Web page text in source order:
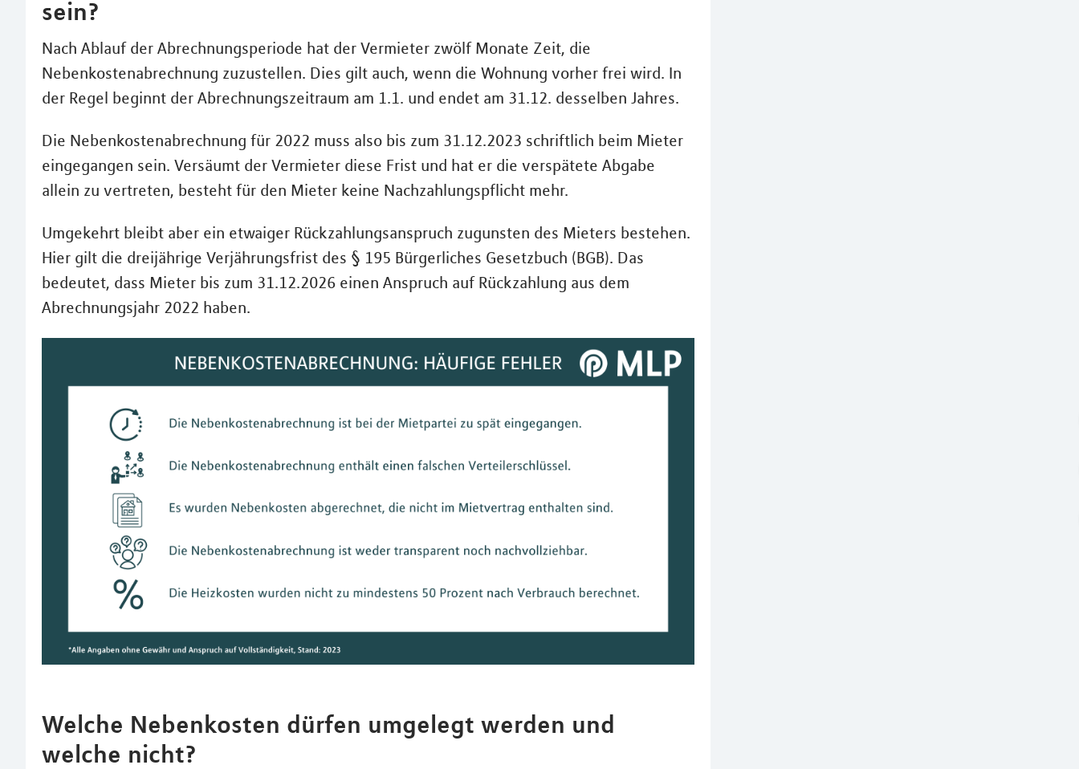
sein?
Nach Ablauf der Abrechnungsperiode hat der Vermieter zwölf Monate Zeit, die
Nebenkostenabrechnung zuzustellen. Dies gilt auch, wenn die Wohnung vorher frei wird. In
der Regel beginnt der Abrechnungszeitraum am 1.1. und endet am 31.12. desselben Jahres.
Die Nebenkostenabrechnung für 2022 muss also bis zum 31.12.2023 schriftlich beim Mieter
eingegangen sein. Versäumt der Vermieter diese Frist und hat er die verspätete Abgabe
allein zu vertreten, besteht für den Mieter keine Nachzahlungspflicht mehr.
Umgekehrt bleibt aber ein etwaiger Rückzahlungsanspruch zugunsten des Mieters bestehen.
Hier gilt die dreijährige Verjährungsfrist des § 195 Bürgerliches Gesetzbuch (BGB). Das
bedeutet, dass Mieter bis zum 31.12.2026 einen Anspruch auf Rückzahlung aus dem
Abrechnungsjahr 2022 haben.
Welche Nebenkosten dürfen umgelegt werden und
welche nicht?